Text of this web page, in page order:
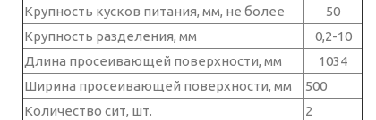
Крупность кусков питания, мм, не более
50
Крупность разделения, мм
0,2-10
Длина просеивающей поверхности, мм
1034
Ширина просеивающей поверхности, мм
500
Количество сит, шт.
2